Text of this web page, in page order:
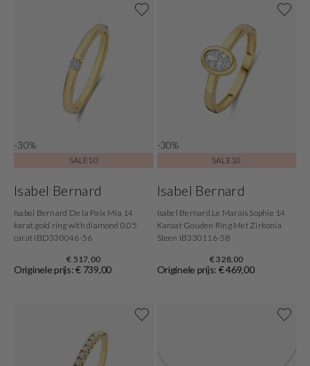
-30%
SALE10
Isabel Bernard
Isabel Bernard De la Paix Mia 14
karat gold ring with diamond 0.05
carat IBD330046-56
€ 517,00
Originele prijs: € 739,00
-30%
SALE10
Isabel Bernard
Isabel Bernard Le Marais Sophie 14
Karaat Gouden Ring Met Zirkonia
Steen IB330116-58
€ 328,00
Originele prijs: € 469,00